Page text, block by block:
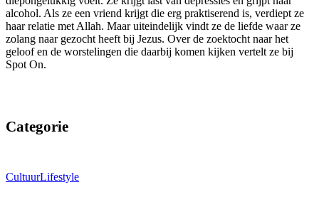
alcohol. Als ze een vriend krijgt die erg praktiserend is, verdiept ze
haar relatie met Allah. Maar uiteindelijk vindt ze de liefde waar ze
zolang naar gezocht heeft bij Jezus. Over de zoektocht naar het
geloof en de worstelingen die daarbij komen kijken vertelt ze bij
Spot On.
Categorie
CultuurLifestyle